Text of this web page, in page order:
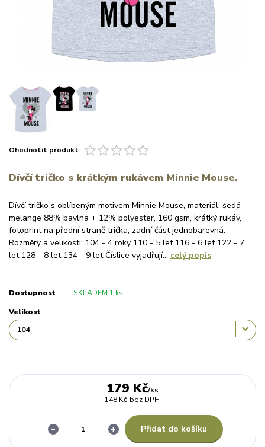
Ohodnotit produkt
Dívčí tričko s krátkým rukávem Minnie Mouse.
Dívčí tričko s oblíbeným motivem Minnie Mouse, materiál: šedá
melange 88% bavlna + 12% polyester, 160 gsm, krátký rukáv,
fotoprint na přední straně trička, zadní část jednobarevná.
Rozměry a velikosti: 104 - 4 roky 110 - 5 let 116 - 6 let 122 - 7
let 128 - 8 let 134 - 9 let Číslice vyjadřují... celý popis
Dostupnost SKLADEM 1 ks
Velikost
179 Kč/ks
148 Kč bez DPH
Přidat do košíku